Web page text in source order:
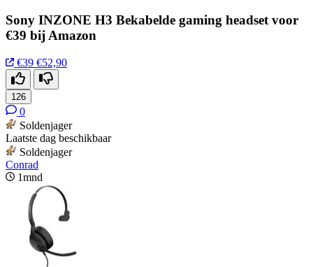
Sony INZONE H3 Bekabelde gaming headset voor
€39 bij Amazon
€39 €52,90
126
0
Soldenjager
Laatste dag beschikbaar
Soldenjager
Conrad
1mnd